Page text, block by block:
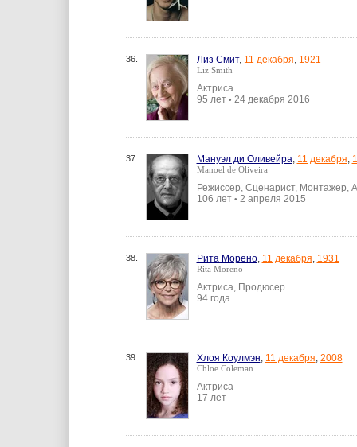
36. Лиз Смит, 11 декабря, 1921
Liz Smith
Актриса
95 лет • 24 декабря 2016
37. Мануэл ди Оливейра, 11 декабря,
Manoel de Oliveira
Режиссер, Сценарист, Монтажер,
106 лет • 2 апреля 2015
38. Рита Морено, 11 декабря, 1931
Rita Moreno
Актриса, Продюсер
94 года
39. Хлоя Коулмэн, 11 декабря, 2008
Chloe Coleman
Актриса
17 лет